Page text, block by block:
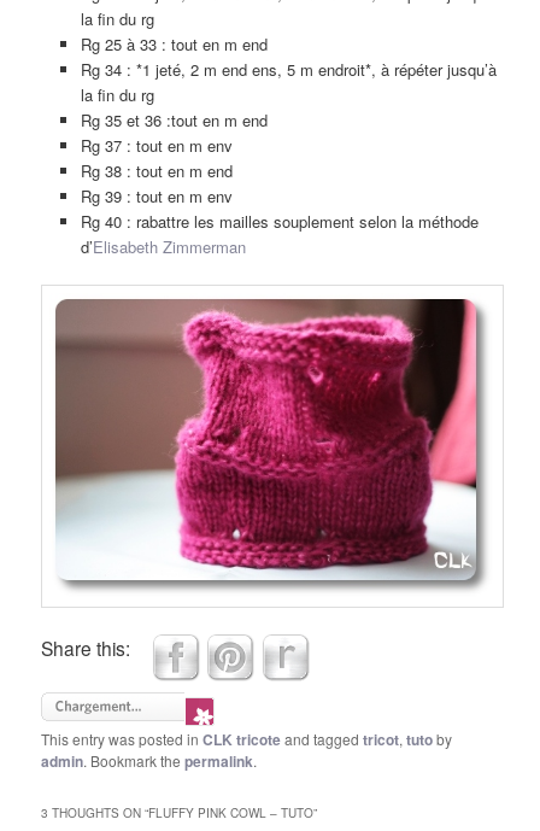
la fin du rg
Rg 25 à 33 : tout en m end
Rg 34 : *1 jeté, 2 m end ens, 5 m endroit*, à répéter jusqu’à
la fin du rg
Rg 35 et 36 :tout en m end
Rg 37 : tout en m env
Rg 38 : tout en m end
Rg 39 : tout en m env
Rg 40 : rabattre les mailles souplement selon la méthode
d’Elisabeth Zimmerman
Share this:
This entry was posted inCLK tricoteand taggedtricot,tutoby
admin. Bookmark thepermalink.
3 THOUGHTS ON “FLUFFY PINK COWL – TUTO”